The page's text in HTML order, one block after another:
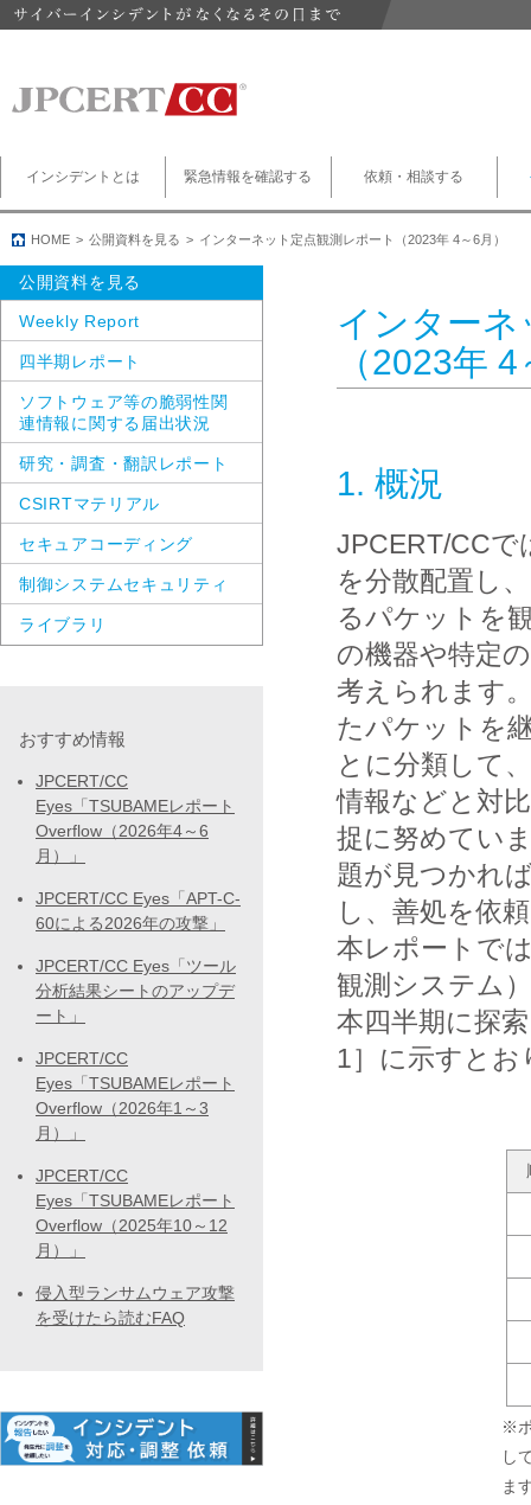
インシデントとは 緊急情報を確認する 依頼・相談する
HOME 公開資料を見る インターネット定点観測レポート（2023年 4～6月）
インターネ
（2023年
1. 概況
JPCERT/CCで
を分散配置し
るパケットを
の機器や特定
考えられます
たパケットを
とに分類して
情報などと対
捉に努めてい
題が見つかれ
し、善処を依
本レポートで
観測システム
本四半期に探
1］に示すとお
※
し
ま
公開資料を見る
Weekly Report
四半期レポート
ソフトウェア等の脆弱性関
連情報に関する届出状況
研究・調査・翻訳レポート
CSIRTマテリアル
セキュアコーディング
制御システムセキュリティ
ライブラリ
おすすめ情報
JPCERT/CC
Eyes「TSUBAMEレポート
Overflow（2026年4～6
月）」
JPCERT/CC Eyes「APT-C-
60による2026年の攻撃」
JPCERT/CC Eyes「ツール
分析結果シートのアップデ
ート」
JPCERT/CC
Eyes「TSUBAMEレポート
Overflow（2026年1～3
月）」
JPCERT/CC
Eyes「TSUBAMEレポート
Overflow（2025年10～12
月）」
侵入型ランサムウェア攻撃
を受けたら読むFAQ